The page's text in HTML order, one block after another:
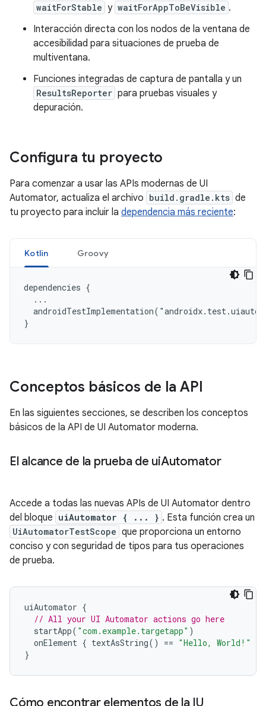
waitForStable y waitForAppToBeVisible .
Interacción directa con los nodos de la ventana de
accesibilidad para situaciones de prueba de
multiventana.
Funciones integradas de captura de pantalla y un
ResultsReporter para pruebas visuales y
depuración.
Configura tu proyecto
Para comenzar a usar las APIs modernas de UI
Automator, actualiza el archivo build.gradle.kts de
tu proyecto para incluir la dependencia más reciente:
Kotlin Groovy
dependencies {
  ...
Conceptos básicos de la API
En las siguientes secciones, se describen los conceptos
básicos de la API de UI Automator moderna.
El alcance de la prueba de uiAutomator
Accede a todas las nuevas APIs de UI Automator dentro
del bloque uiAutomator { ... } . Esta función crea un
UiAutomatorTestScope que proporciona un entorno
conciso y con seguridad de tipos para tus operaciones
de prueba.
uiAutomator {
// All your UI Automator actions go here
startApp( "com.example.targetapp" )
onElement { textAsString() == "Hello, World!"
}
Cómo encontrar elementos de la IU